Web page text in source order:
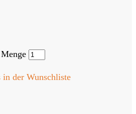
in der Wunschliste